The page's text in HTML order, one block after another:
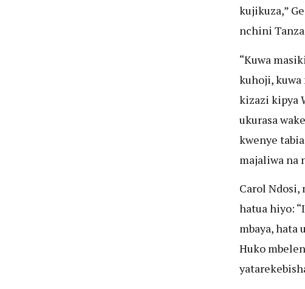
kujikuza,”
nchini
“Kuwa
kuhoji, kuwa
kizazi kipya
ukurasa
kwenye
majaliwa na
Carol
hatua hiyo:
mbaya,
Huko